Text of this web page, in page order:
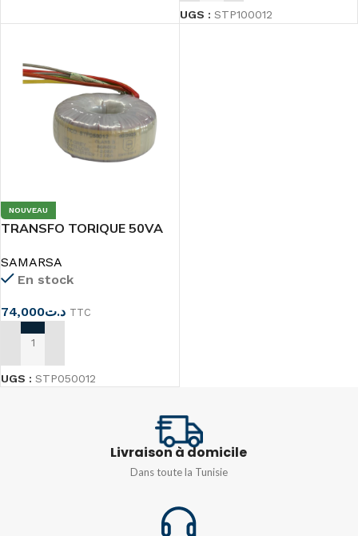
UGS : STP100012
NOUVEAU
TRANSFO TORIQUE 50VA
SAMARSA
En stock
د.ت74,000 TTC
AJOUTER AU PANIER
UGS : STP050012
Livraison à domicile
Dans toute la Tunisie